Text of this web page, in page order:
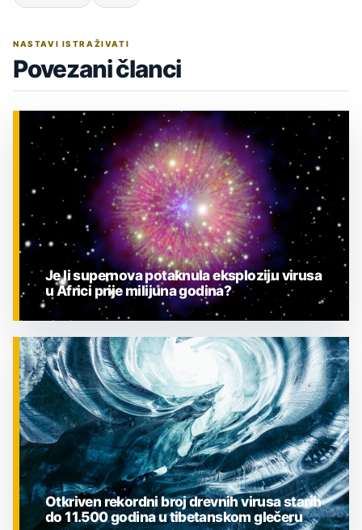
NASTAVI ISTRAŽIVATI
Povezani članci
ZNANOST
Je li supernova potaknula eksploziju virusa
u Africi prije milijuna godina?
Otkriven rekordni broj drevnih virusa starih
do 11.500 godina u tibetanskom glečeru